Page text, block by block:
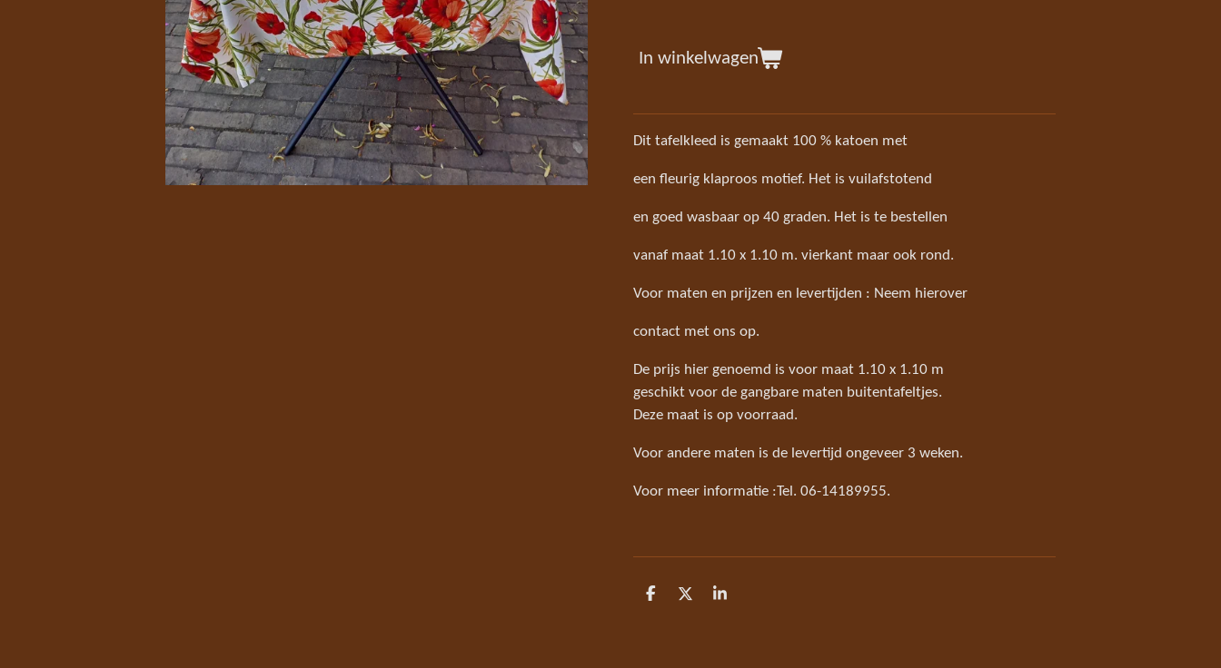
In winkelwagen
Dit tafelkleed is gemaakt 100 % katoen met
een fleurig klaproos motief. Het is vuilafstotend
en goed wasbaar op 40 graden. Het is te bestellen
vanaf maat 1.10 x 1.10 m. vierkant maar ook rond.
Voor maten en prijzen en levertijden : Neem hierover
contact met ons op.
De prijs hier genoemd is voor maat 1.10 x 1.10 m
geschikt voor de gangbare maten buitentafeltjes.
Deze maat is op voorraad.
Voor andere maten is de levertijd ongeveer 3 weken.
Voor meer informatie :Tel. 06-14189955.
D
D
S